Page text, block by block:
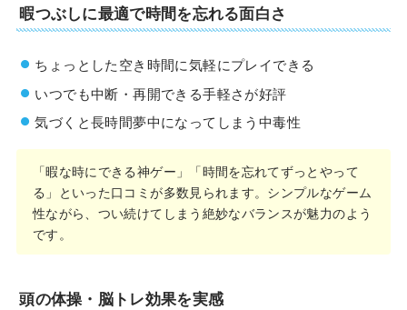
暇つぶしに最適で時間を忘れる面白さ
ちょっとした空き時間に気軽にプレイできる
いつでも中断・再開できる手軽さが好評
気づくと長時間夢中になってしまう中毒性
「暇な時にできる神ゲー」「時間を忘れてずっとやって
る」といった口コミが多数見られます。シンプルなゲーム
性ながら、つい続けてしまう絶妙なバランスが魅力のよう
です。
頭の体操・脳トレ効果を実感